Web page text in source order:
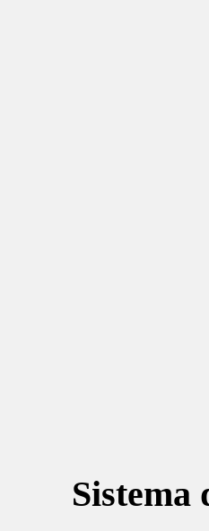
Sistema